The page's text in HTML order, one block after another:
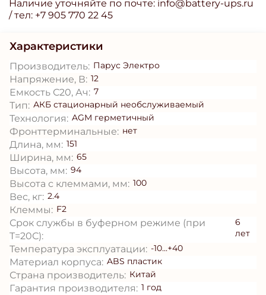
Наличие уточняйте по почте: info@battery-ups.ru
/ тел: +7 905 770 22 45
Характеристики
Производитель: Парус Электро
Напряжение, В: 12
Емкость С20, Ач: 7
Тип: АКБ стационарный необслуживаемый
Технология: AGM герметичный
Фронттерминальные: нет
Длина, мм: 151
Ширина, мм: 65
Высота, мм: 94
Высота с клеммами, мм: 100
Вес, кг: 2.4
Клеммы: F2
Срок службы в буферном режиме (при
T=20С):
6
лет
Температура эксплуатации: -10...+40
Материал корпуса: ABS пластик
Страна производитель: Китай
Гарантия производителя: 1 год